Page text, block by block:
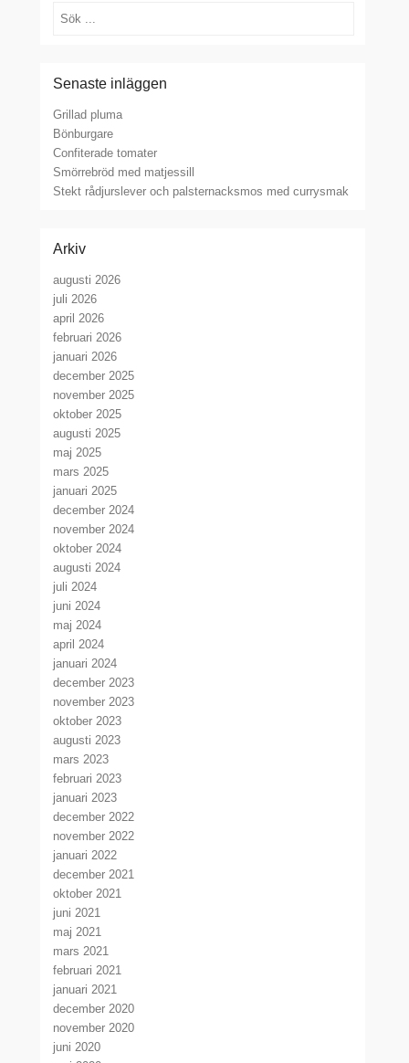
Sök
Senaste inläggen
Grillad pluma
Bönburgare
Confiterade tomater
Smörrebröd med matjessill
Stekt rådjurslever och palsternacksmos med currysmak
Arkiv
augusti 2026
juli 2026
april 2026
februari 2026
januari 2026
december 2025
november 2025
oktober 2025
augusti 2025
maj 2025
mars 2025
januari 2025
december 2024
november 2024
oktober 2024
augusti 2024
juli 2024
juni 2024
maj 2024
april 2024
januari 2024
december 2023
november 2023
oktober 2023
augusti 2023
mars 2023
februari 2023
januari 2023
december 2022
november 2022
januari 2022
december 2021
oktober 2021
juni 2021
maj 2021
mars 2021
februari 2021
januari 2021
december 2020
november 2020
juni 2020